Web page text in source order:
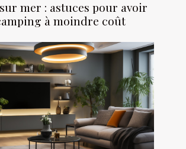
mer : astuces pour avoir
à moindre coût